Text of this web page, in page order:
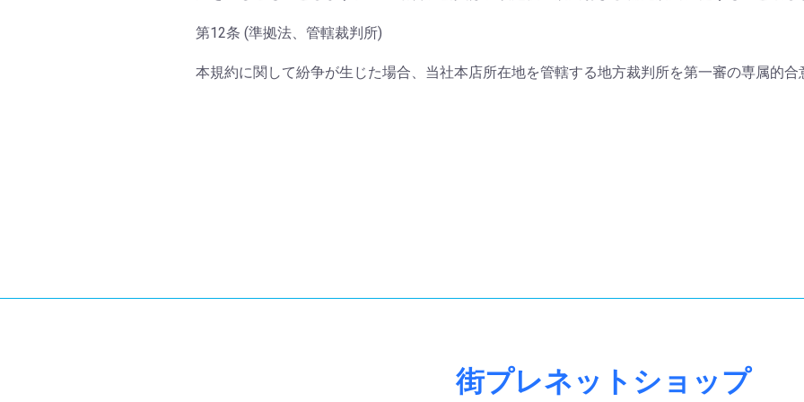
第12条 (準拠法、管轄裁判所)
本規約に関して紛争が生じた場合、当社本店所在地を管轄する地方裁判所を第一審の専属的合
街プレネットショップ